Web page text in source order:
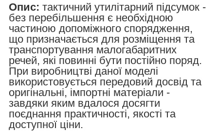
Опис: тактичний утилітарний підсумок -
без перебільшення є необхідною
частиною допоміжного спорядження,
що призначається для розміщення та
транспортування малогабаритних
речей, які повинні бути постійно поряд.
При виробництві даної моделі
використовується передовий досвід та
оригінальні, імпортні матеріали -
завдяки яким вдалося досягти
поєднання практичності, якості та
доступної ціни.